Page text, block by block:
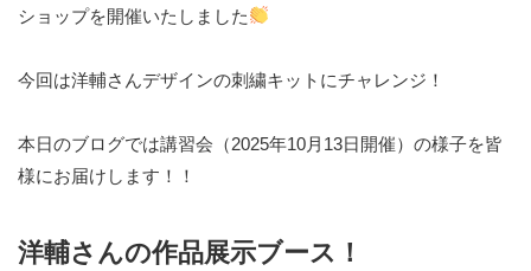
ショップを開催いたしました
今回は洋輔さんデザインの刺繍キットにチャレンジ！
本日のブログでは講習会（2025年10月13日開催）の様子を皆
様にお届けします！！
洋輔さんの作品展示ブース！